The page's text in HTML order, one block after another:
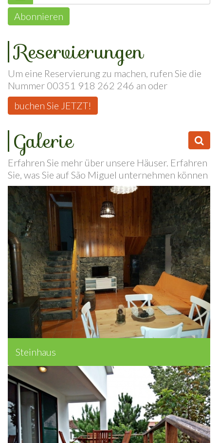
Reservierungen
Um eine Reservierung zu machen, rufen Sie die
Nummer 00351 918 262 246 an oder
Galerie
Erfahren Sie mehr über unsere Häuser. Erfahren
Sie, was Sie auf São Miguel unternehmen können
Steinhaus